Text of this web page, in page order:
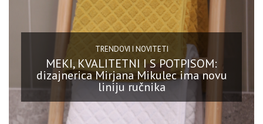
TRENDOVI I NOVITETI
MEKI, KVALITETNI I S POTPISOM:
dizajnerica Mirjana Mikulec ima novu
liniju ručnika